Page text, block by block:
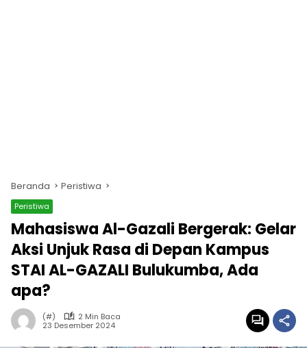
Beranda Peristiwa
Peristiwa
Mahasiswa Al-Gazali Bergerak: Gelar
Aksi Unjuk Rasa di Depan Kampus
STAI AL-GAZALI Bulukumba, Ada
apa?
(#)
2 Min Baca
23 Desember 2024